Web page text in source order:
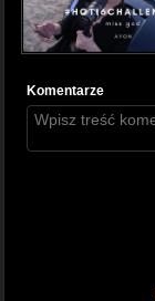
Komentarze